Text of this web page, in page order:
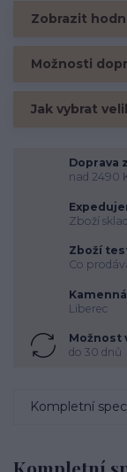
Zobrazit
Možnosti
Jak vybrat
Doprava
nad 2490
Zboží
Zboží
Co
Liberec
Možnost
do 30 dnů
Kompletní